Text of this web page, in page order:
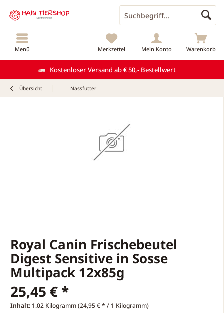
Kostenloser Versand ab € 50,- Bestellwert
Menü Warenkorb
Merkzettel Mein Konto
Übersicht Nassfutter
Royal Canin Frischebeutel
Digest Sensitive in Sosse
Multipack 12x85g
25,45 € *
Inhalt: 1.02 Kilogramm (24,95 € * / 1 Kilogramm)